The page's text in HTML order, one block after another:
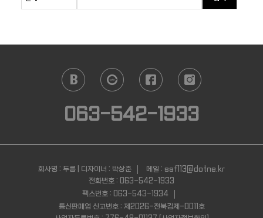
063-542-1933
회사명 : 두름 | 디자이너 : 박상준
메일 : saf113@dotne.kr
전화번호 : 063-542-1933
팩스번호 : 063-543-1934
통신판매업 신고번호 : 제2026-전북김제-0011호